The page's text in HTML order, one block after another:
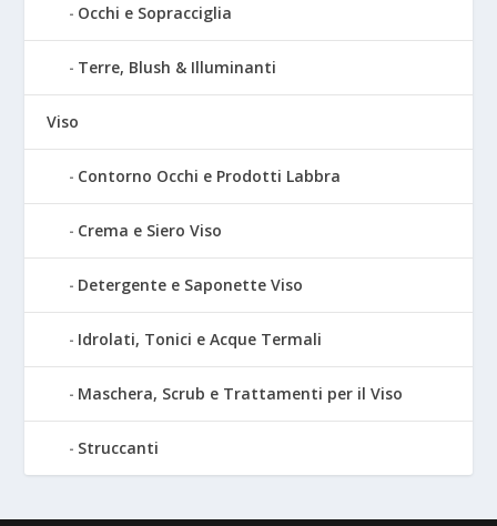
Occhi e Sopracciglia
Terre, Blush & Illuminanti
Viso
Contorno Occhi e Prodotti Labbra
Crema e Siero Viso
Detergente e Saponette Viso
Idrolati, Tonici e Acque Termali
Maschera, Scrub e Trattamenti per il Viso
Struccanti